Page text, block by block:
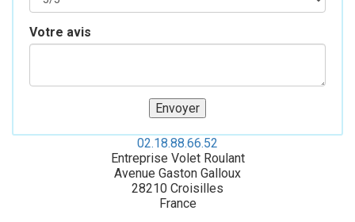
Votre avis
02.18.88.66.52
Entreprise Volet Roulant
Avenue Gaston Galloux
28210 Croisilles
France